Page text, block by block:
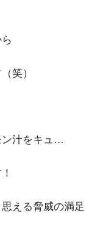
笑）
ン汁をキュ…
える脅威の満足